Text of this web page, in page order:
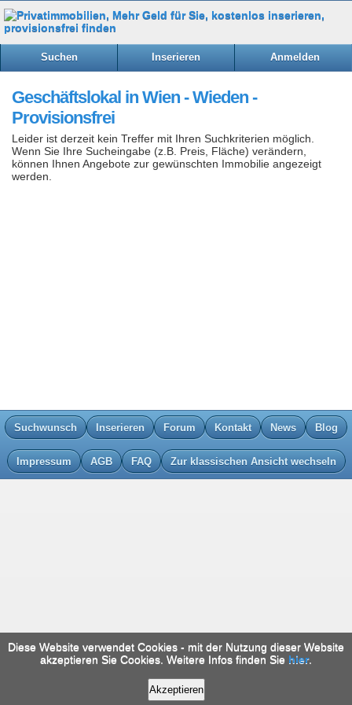
Suchen Inserieren Anmelden
Geschäftslokal in Wien - Wieden -
Provisionsfrei
Leider ist derzeit kein Treffer mit Ihren Suchkriterien möglich.
Wenn Sie Ihre Sucheingabe (z.B. Preis, Fläche) verändern,
können Ihnen Angebote zur gewünschten Immobilie angezeigt
werden.
Suchwunsch Inserieren Forum Kontakt News Blog
Impressum AGB FAQ Zur klassischen Ansicht wechseln
Diese Website verwendet Cookies - mit der Nutzung dieser Website
akzeptieren Sie Cookies. Weitere Infos finden Sie hier.